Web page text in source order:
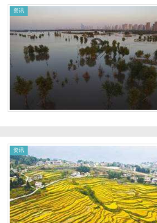
资讯
资讯